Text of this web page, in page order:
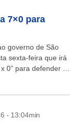
7×0 para
governo de São
sexta-feira que irá
0” para defender o
- 13:04min